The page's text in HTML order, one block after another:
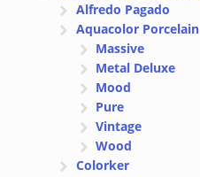
Alfredo Pagado
Aquacolor Porcelain
Massive
Metal Deluxe
Mood
Pure
Vintage
Wood
Colorker